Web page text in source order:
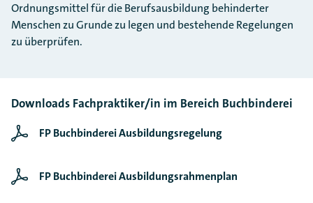
Ordnungsmittel für die Berufsausbildung behinderter
Menschen zu Grunde zu legen und bestehende Regelungen
zu überprüfen.
Downloads Fachpraktiker/in im Bereich Buchbinderei
FP Buchbinderei Ausbildungsregelung
FP Buchbinderei Ausbildungsrahmenplan